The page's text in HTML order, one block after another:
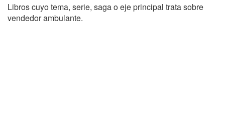
Libros cuyo tema, serie, saga o eje principal trata sobre
vendedor ambulante.